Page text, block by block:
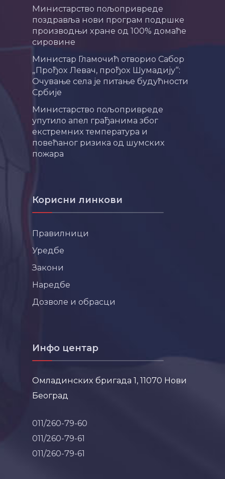
Министарство пољопривреде
поздравља нови програм подршке
производњи хране од 100% домаће
сировине
Министар Гламочић отворио Сабор
„Прођох Левач, прођох Шумадију“:
Очување села је питање будућности
Србије
Министарство пољопривреде
упутило апел грађанима због
екстремних температура и
повећаног ризика од шумских
пожара
Корисни линкови
Правилници
Уредбе
Закони
Наредбе
Дозволе и обрасци
Инфо центар
Омладинских бригада 1, 11070 Нови
Београд
011/260-79-60
011/260-79-61
011/260-79-61